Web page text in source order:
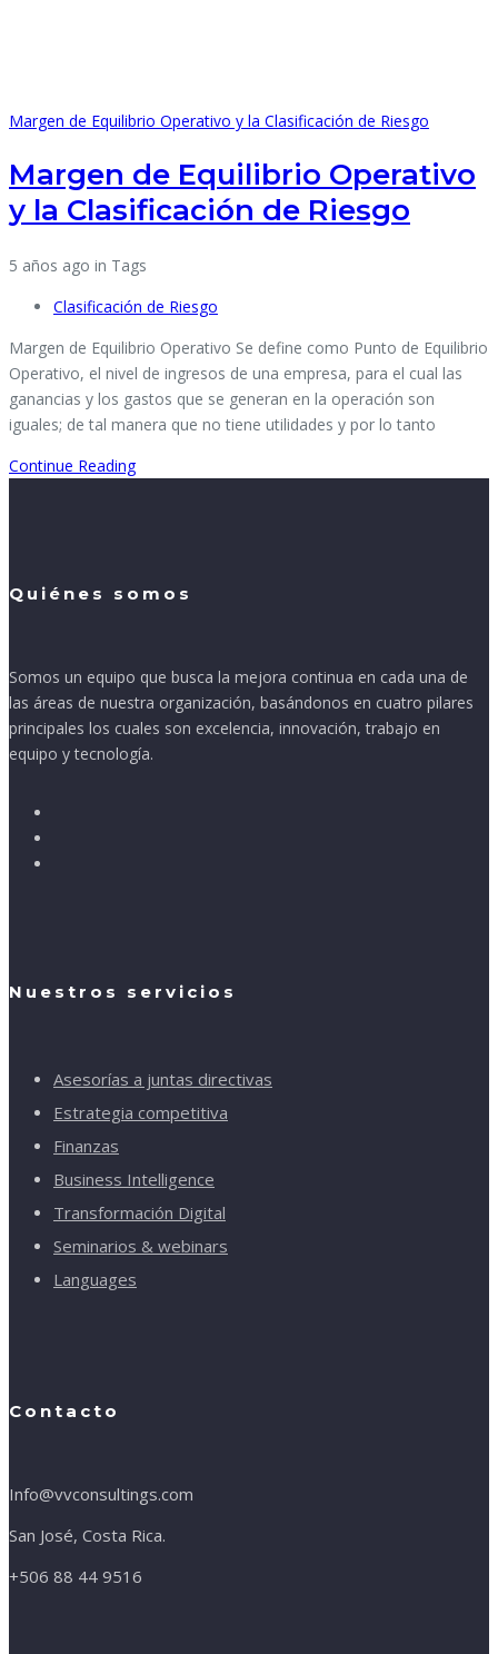
Margen de Equilibrio Operativo y la Clasificación de Riesgo
Margen de Equilibrio Operativo
y la Clasificación de Riesgo
5 años ago in Tags
Clasificación de Riesgo
Margen de Equilibrio Operativo Se define como Punto de Equilibrio
Operativo, el nivel de ingresos de una empresa, para el cual las
ganancias y los gastos que se generan en la operación son
iguales; de tal manera que no tiene utilidades y por lo tanto
Continue Reading
Quiénes somos
Somos un equipo que busca la mejora continua en cada una de
las áreas de nuestra organización, basándonos en cuatro pilares
principales los cuales son excelencia, innovación, trabajo en
equipo y tecnología.
Nuestros servicios
Asesorías a juntas directivas
Estrategia competitiva
Finanzas
Business Intelligence
Transformación Digital
Seminarios & webinars
Languages
Contacto
Info@vvconsultings.com
San José, Costa Rica.
+506 88 44 9516